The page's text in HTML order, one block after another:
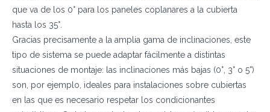
que va de los 0° para los paneles coplanares a la cubierta
hasta los 35°.
Gracias precisamente a la amplia gama de inclinaciones, este
tipo de sistema se puede adaptar fácilmente a distintas
situaciones de montaje: las inclinaciones más bajas (0°, 3° o 5°)
son, por ejemplo, ideales para instalaciones sobre cubiertas
en las que es necesario respetar los condicionantes